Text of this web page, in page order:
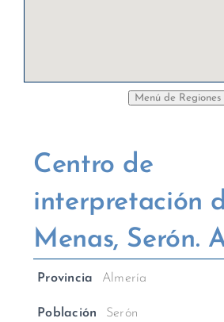
Centro de
interpretación
Menas, Serón.
Provincia Almería
Población Serón